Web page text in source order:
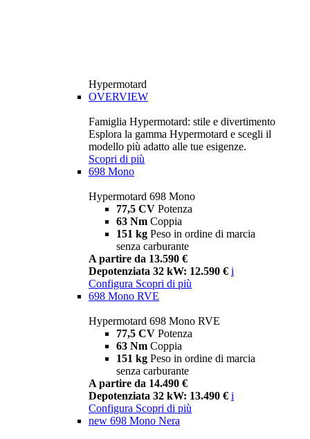
Hypermotard
OVERVIEW
Famiglia Hypermotard: stile e divertimento
Esplora la gamma Hypermotard e scegli il
modello più adatto alle tue esigenze.
Scopri di più
698 Mono
Hypermotard 698 Mono
77,5 CV Potenza
63 Nm Coppia
151 kg Peso in ordine di marcia
senza carburante
A partire da 13.590 €
Depotenziata 32 kW: 12.590 € i
Configura Scopri di più
698 Mono RVE
Hypermotard 698 Mono RVE
77,5 CV Potenza
63 Nm Coppia
151 kg Peso in ordine di marcia
senza carburante
A partire da 14.490 €
Depotenziata 32 kW: 13.490 € i
Configura Scopri di più
new 698 Mono Nera